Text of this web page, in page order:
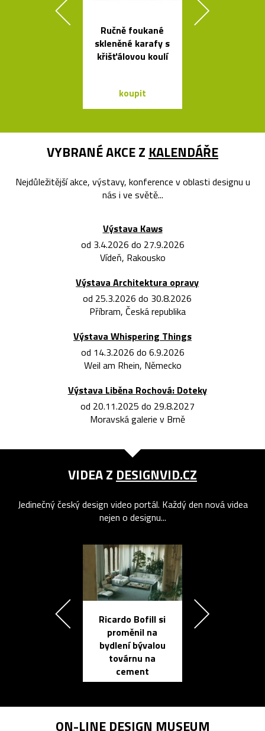
Ručně foukané
skleněné karafy s
křišťálovou koulí
koupit
VYBRANÉ AKCE Z KALENDÁŘE
Nejdůležitější akce, výstavy, konference v oblasti designu u
nás i ve světě...
Výstava Kaws
od 3.4.2026 do 27.9.2026
Vídeň, Rakousko
Výstava Architektura opravy
od 25.3.2026 do 30.8.2026
Příbram, Česká republika
Výstava Whispering Things
od 14.3.2026 do 6.9.2026
Weil am Rhein, Německo
Výstava Liběna Rochová: Doteky
od 20.11.2025 do 29.8.2027
Moravská galerie v Brně
VIDEA Z DESIGNVID.CZ
Jedinečný český design video portál. Každý den nová videa
nejen o designu...
Ricardo Bofill si
proměnil na
bydlení bývalou
továrnu na
cement
ON-LINE DESIGN MUSEUM